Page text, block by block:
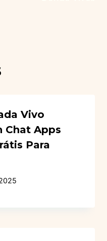
Vivo
Chat Apps
Para